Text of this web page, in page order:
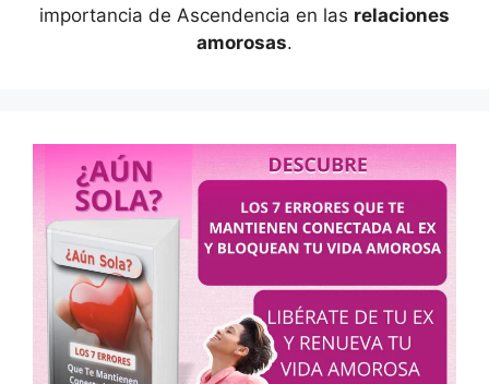
importancia de Ascendencia en las relaciones
amorosas.